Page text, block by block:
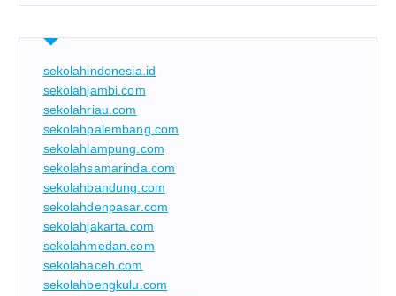
sekolahindonesia.id
sekolahjambi.com
sekolahriau.com
sekolahpalembang.com
sekolahlampung.com
sekolahsamarinda.com
sekolahbandung.com
sekolahdenpasar.com
sekolahjakarta.com
sekolahmedan.com
sekolahaceh.com
sekolahbengkulu.com